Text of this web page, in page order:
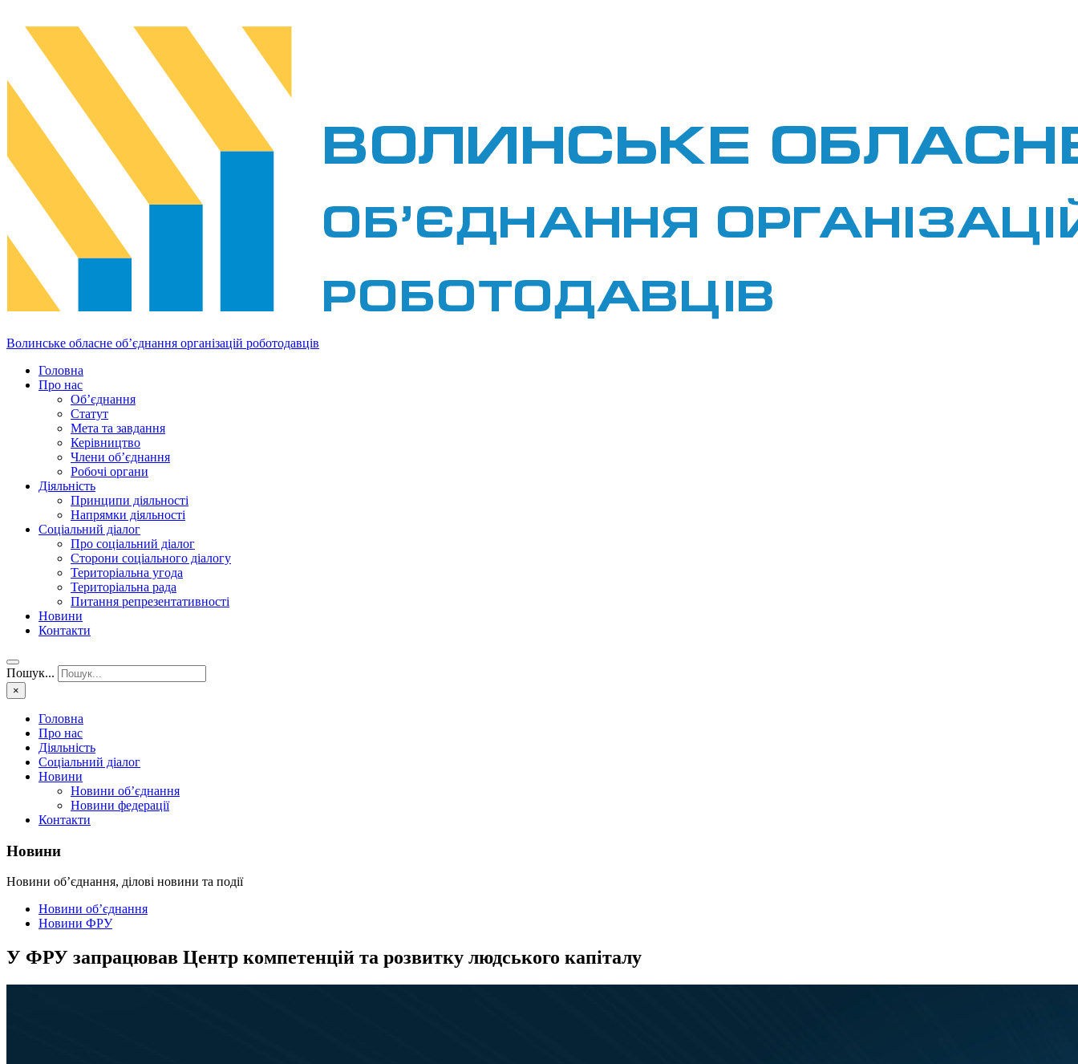
Волинське обласне об’єднання організацій роботодавців
Головна
Про нас
Об’єднання
Статут
Мета та завдання
Керівництво
Члени об’єднання
Робочі органи
Діяльність
Принципи діяльності
Напрямки діяльності
Соціальний діалог
Про соціальний діалог
Сторони соціального діалогу
Територіальна угода
Територіальна рада
Питання репрезентативності
Новини
Контакти
Пошук...
×
Головна
Про нас
Діяльність
Соціальний діалог
Новини
Новини об’єднання
Новини федерації
Контакти
Новини
Новини об’єднання, ділові новини та події
Новини об’єднання
Новини ФРУ
У ФРУ запрацював Центр компетенцій та розвитку людського капіталу